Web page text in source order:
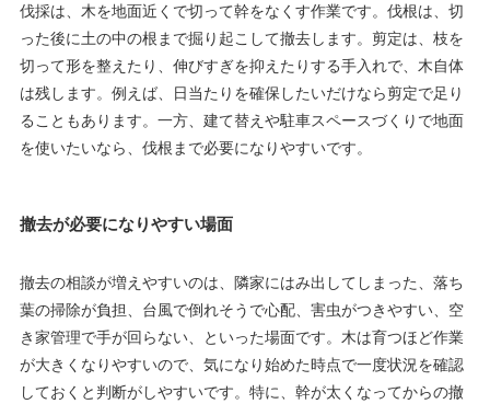
伐採は、木を地面近くで切って幹をなくす作業です。伐根は、切
った後に土の中の根まで掘り起こして撤去します。剪定は、枝を
切って形を整えたり、伸びすぎを抑えたりする手入れで、木自体
は残します。例えば、日当たりを確保したいだけなら剪定で足り
ることもあります。一方、建て替えや駐車スペースづくりで地面
を使いたいなら、伐根まで必要になりやすいです。
撤去が必要になりやすい場面
撤去の相談が増えやすいのは、隣家にはみ出してしまった、落ち
葉の掃除が負担、台風で倒れそうで心配、害虫がつきやすい、空
き家管理で手が回らない、といった場面です。木は育つほど作業
が大きくなりやすいので、気になり始めた時点で一度状況を確認
しておくと判断がしやすいです。特に、幹が太くなってからの撤